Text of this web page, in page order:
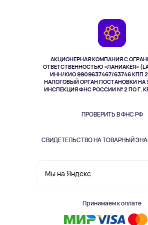
АКЦИОНЕРНАЯ КОМПАНИЯ С
ОТВЕТСТВЕННОСТЬЮ «ЛАНИАКЕЯ»
ИНН/КИО 9909637467/63746 КПП
НАЛОГОВЫЙ ОРГАН ПОСТАНОВКИ НА
ИНСПЕКЦИЯ ФНС РОССИИ № 2 ПО Г.
ПРОВЕРИТЬ В ФНС РФ
СВИДЕТЕЛЬСТВО НА ТОВАРНЫЙ
Мы на Яндекс
Принимаем к оплате
Здоровье питомцев
Одежда и аксессуары